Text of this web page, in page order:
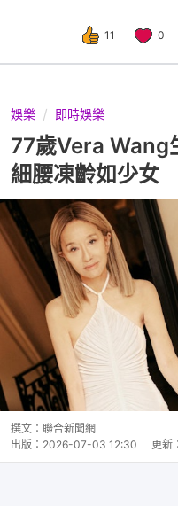
11 0
娛樂 即時娛樂
77歲Vera
細腰凍齡如少女
撰文： 聯合新聞網
出版： 2026-07-03 12:30 更新：